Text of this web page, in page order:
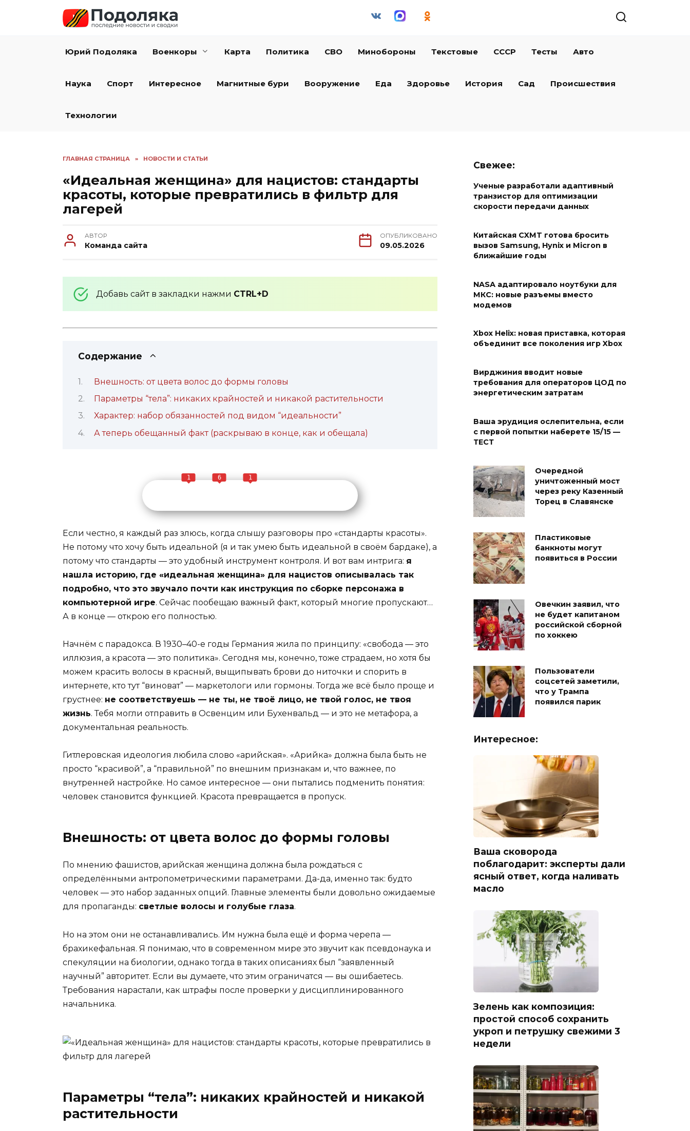
Юрий Подоляка Военкоры Карта Политика СВО Минобороны Текстовые СССР Тесты Авто
Наука Спорт Интересное Магнитные бури Вооружение Еда Здоровье История Сад Происшествия
Технологии
ГЛАВНАЯ СТРАНИЦА » НОВОСТИ И СТАТЬИ
«Идеальная женщина» для нацистов: стандарты
красоты, которые превратились в фильтр для
лагерей
АВТОР
Команда сайта
ОПУБЛИКОВАНО
09.05.2026
Добавь сайт в закладки нажми CTRL+D
Содержание
Внешность: от цвета волос до формы головы
Параметры “тела”: никаких крайностей и никакой растительности
Характер: набор обязанностей под видом “идеальности”
А теперь обещанный факт (раскрываю в конце, как и обещала)
1 6 1
Если честно, я каждый раз злюсь, когда слышу разговоры про «стандарты красоты».
Не потому что хочу быть идеальной (я и так умею быть идеальной в своём бардаке), а
потому что стандарты — это удобный инструмент контроля. И вот вам интрига: я
нашла историю, где «идеальная женщина» для нацистов описывалась так
подробно, что это звучало почти как инструкция по сборке персонажа в
компьютерной игре. Сейчас пообещаю важный факт, который многие пропускают…
А в конце — открою его полностью.
Начнём с парадокса. В 1930–40-е годы Германия жила по принципу: «свобода — это
иллюзия, а красота — это политика». Сегодня мы, конечно, тоже страдаем, но хотя бы
можем красить волосы в красный, выщипывать брови до ниточки и спорить в
интернете, кто тут “виноват” — маркетологи или гормоны. Тогда же всё было проще и
грустнее: не соответствуешь — не ты, не твоё лицо, не твой голос, не твоя
жизнь. Тебя могли отправить в Освенцим или Бухенвальд — и это не метафора, а
документальная реальность.
Гитлеровская идеология любила слово «арийская». «Арийка» должна была быть не
просто “красивой”, а “правильной” по внешним признакам и, что важнее, по
внутренней настройке. Но самое интересное — они пытались подменить понятия:
человек становится функцией. Красота превращается в пропуск.
Внешность: от цвета волос до формы головы
По мнению фашистов, арийская женщина должна была рождаться с
определёнными антропометрическими параметрами. Да-да, именно так: будто
человек — это набор заданных опций. Главные элементы были довольно ожидаемые
для пропаганды: светлые волосы и голубые глаза.
Но на этом они не останавливались. Им нужна была ещё и форма черепа —
брахикефальная. Я понимаю, что в современном мире это звучит как псевдонаука и
спекуляции на биологии, однако тогда в таких описаниях был “заявленный
научный” авторитет. Если вы думаете, что этим ограничатся — вы ошибаетесь.
Требования нарастали, как штрафы после проверки у дисциплинированного
начальника.
Параметры “тела”: никаких крайностей и никакой
растительности
Свежее:
Ученые разработали адаптивный
транзистор для оптимизации
скорости передачи данных
Китайская CXMT готова бросить
вызов Samsung, Hynix и Micron в
ближайшие годы
NASA адаптировало ноутбуки для
МКС: новые разъемы вместо
модемов
Xbox Helix: новая приставка, которая
объединит все поколения игр Xbox
Вирджиния вводит новые
требования для операторов ЦОД по
энергетическим затратам
Ваша эрудиция ослепительна, если
с первой попытки наберете 15/15 —
ТЕСТ
Очередной
уничтоженный мост
через реку Казенный
Торец в Славянске
Пластиковые
банкноты могут
появиться в России
Овечкин заявил, что
не будет капитаном
российской сборной
по хоккею
Пользователи
соцсетей заметили,
что у Трампа
появился парик
Интересное:
Ваша сковорода
поблагодарит: эксперты дали
ясный ответ, когда наливать
масло
Зелень как композиция:
простой способ сохранить
укроп и петрушку свежими 3
недели